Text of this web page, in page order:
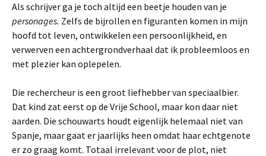
Als schrijver ga je toch altijd een beetje houden van je
personages. Zelfs de bijrollen en figuranten komen in mijn
hoofd tot leven, ontwikkelen een persoonlijkheid, en
verwerven een achtergrondverhaal dat ik probleemloos en
met plezier kan oplepelen.
Die rechercheur is een groot liefhebber van speciaalbier.
Dat kind zat eerst op de Vrije School, maar kon daar niet
aarden. Die schouwarts houdt eigenlijk helemaal niet van
Spanje, maar gaat er jaarlijks heen omdat haar echtgenote
er zo graag komt. Totaal irrelevant voor de plot, niet